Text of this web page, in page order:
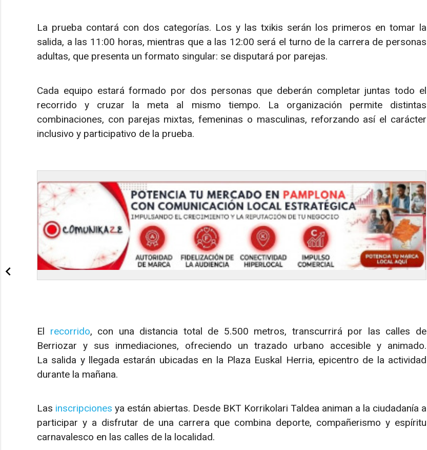
La prueba contará con dos categorías. Los y las txikis serán los primeros en tomar la
salida, a las 11:00 horas, mientras que a las 12:00 será el turno de la carrera de personas
adultas, que presenta un formato singular: se disputará por parejas.
Cada equipo estará formado por dos personas que deberán completar juntas todo el
recorrido y cruzar la meta al mismo tiempo. La organización permite distintas
combinaciones, con parejas mixtas, femeninas o masculinas, reforzando así el carácter
inclusivo y participativo de la prueba.
El recorrido, con una distancia total de 5.500 metros, transcurrirá por las calles de
Berriozar y sus inmediaciones, ofreciendo un trazado urbano accesible y animado.
La salida y llegada estarán ubicadas en la Plaza Euskal Herria, epicentro de la actividad
durante la mañana.
Las inscripciones ya están abiertas. Desde BKT Korrikolari Taldea animan a la ciudadanía a
participar y a disfrutar de una carrera que combina deporte, compañerismo y espíritu
carnavalesco en las calles de la localidad.